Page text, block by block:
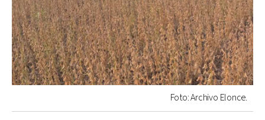
Foto: Archivo Elonce.